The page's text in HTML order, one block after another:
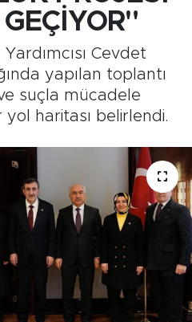
Cevdet
yapılan toplantı
suçla mücadele
yol haritası belirlendi.